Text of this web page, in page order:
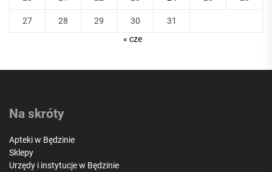
27 28 29 30
31
« cze
Na skróty
Apteki w Będzinie
Sklepy
Urzędy i instytucje w Będzinie